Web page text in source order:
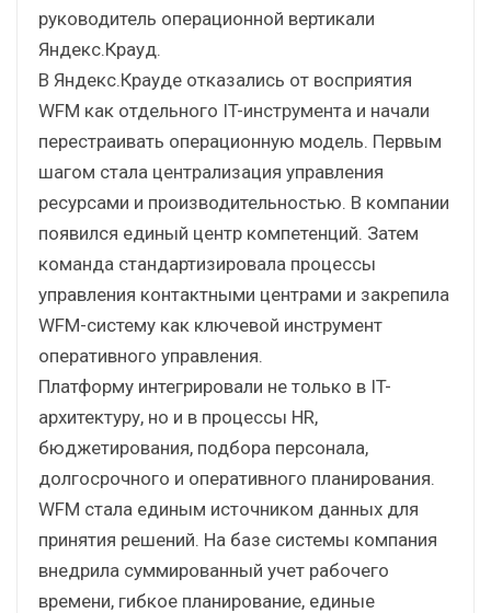
руководитель операционной вертикали
Яндекс.Крауд.
В Яндекс.Крауде отказались от восприятия
WFM как отдельного IT-инструмента и начали
перестраивать операционную модель. Первым
шагом стала централизация управления
ресурсами и производительностью. В компании
появился единый центр компетенций. Затем
команда стандартизировала процессы
управления контактными центрами и закрепила
WFM-систему как ключевой инструмент
оперативного управления.
Платформу интегрировали не только в IT-
архитектуру, но и в процессы HR,
бюджетирования, подбора персонала,
долгосрочного и оперативного планирования.
WFM стала единым источником данных для
принятия решений. На базе системы компания
внедрила суммированный учет рабочего
времени, гибкое планирование, единые